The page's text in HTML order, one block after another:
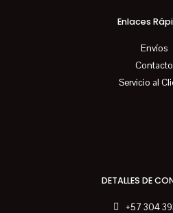
DETALLES DE
+57 304
Enlaces
Envíos
Contacto
Servicio al